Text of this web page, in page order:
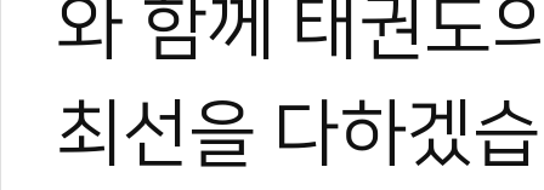
와 함께 태권도
최선을 다하겠